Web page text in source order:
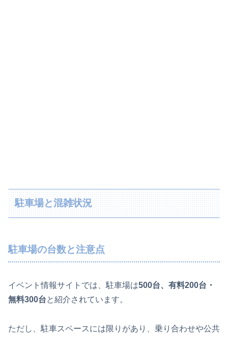
駐車場と混雑状況
駐車場の台数と注意点
イベント情報サイトでは、駐車場は500台、有料200台・
無料300台と紹介されています。
ただし、駐車スペースには限りがあり、乗り合わせや公共